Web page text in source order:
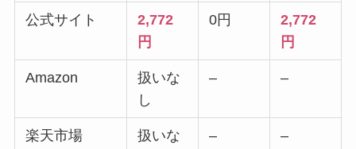
公式サイト
2,772
円
0円
2,772
円
Amazon
扱いな
し
– –
楽天市場
扱いな
– –